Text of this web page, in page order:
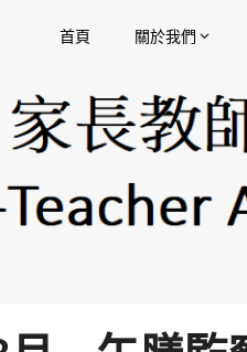
首頁 關於我們
大學校友會聯會陳震夏中